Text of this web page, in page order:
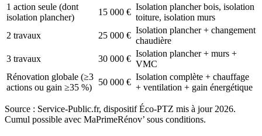
1 action seule (dont
isolation plancher)
15 000 €
Isolation plancher bois, isolation
toiture, isolation murs
2 travaux
25 000 €
Isolation plancher + changement
chaudière
3 travaux
30 000 €
Isolation plancher + murs +
VMC
Rénovation globale (≥3
actions ou gain ≥35 %)
50 000 €
Isolation complète + chauffage
+ ventilation + gain énergétique
Source : Service-Public.fr, dispositif Éco-PTZ mis à jour 2026.
Cumul possible avec MaPrimeRénov’ sous conditions.